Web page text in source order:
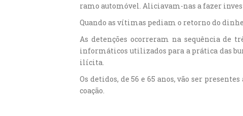
ramo automóvel. Aliciavam-nas a fazer
Quando as vítimas pediam o retorno do
As detenções ocorreram na sequência de
informáticos utilizados para a prática das
ilícita.
Os detidos, de 56 e 65 anos, vão ser
coação.